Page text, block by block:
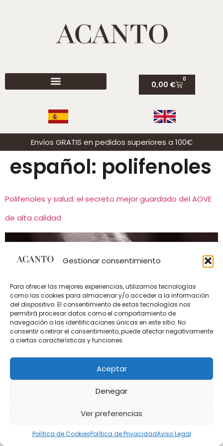
Gestionar consentimiento
Para ofrecer las mejores experiencias, utilizamos tecnologías
como las cookies para almacenar y/o acceder a la información
del dispositivo. El consentimiento de estas tecnologías nos
permitirá procesar datos como el comportamiento de
navegación o las identificaciones únicas en este sitio. No
consentir o retirar el consentimiento, puede afectar negativamente
a ciertas características y funciones.
Aceptar
Denegar
Ver preferencias
Política de CookiesPolítica de PrivacidadAviso Legal
0,00 €
0
Envíos GRATIS en pedidos superiores a 100€
español: polifenoles
Polifenoles y salud: el secreto mejor guardado del AOVE
de alta calidad
Los polifenoles son compuestos bioactivos naturales
presentes en la aceituna, especialmente abundantes
en variedades como la picual, conocida por su
carácter amargo, su picor elegante y su
extraordinaria estabilidad. Estos compuestos no solo
son responsables de sus propiedades antioxidantes y
beneficios para la salud. En Aceites […]